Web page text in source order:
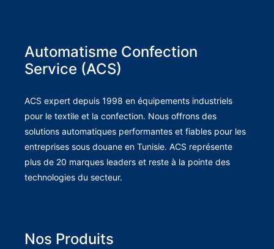
Automatisme Confection
Service (ACS)
ACS expert depuis 1998 en équipements industriels
pour le textile et la confection. Nous offrons des
solutions automatiques performantes et fiables pour les
entreprises sous douane en Tunisie. ACS représente
plus de 20 marques leaders et reste à la pointe des
technologies du secteur.
Nos Produits